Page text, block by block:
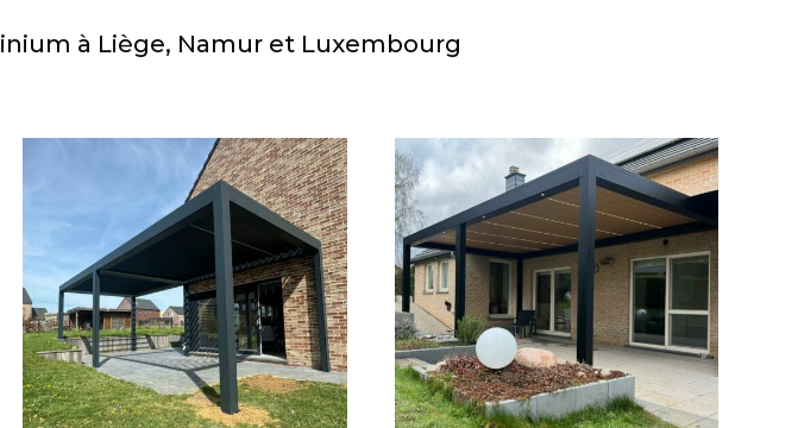
à Liège, Namur et Luxembourg